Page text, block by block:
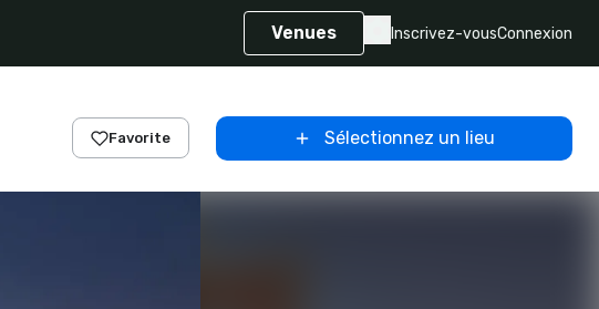
Venues Inscrivez-vousConnexion
Favorite Sélectionnez un lieu